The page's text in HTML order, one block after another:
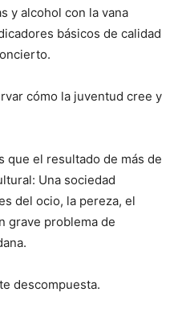
y alcohol con la vana
básicos de calidad
cómo la juventud cree y
que el resultado de más de
Una sociedad
del ocio, la pereza, el
grave problema de
descompuesta.